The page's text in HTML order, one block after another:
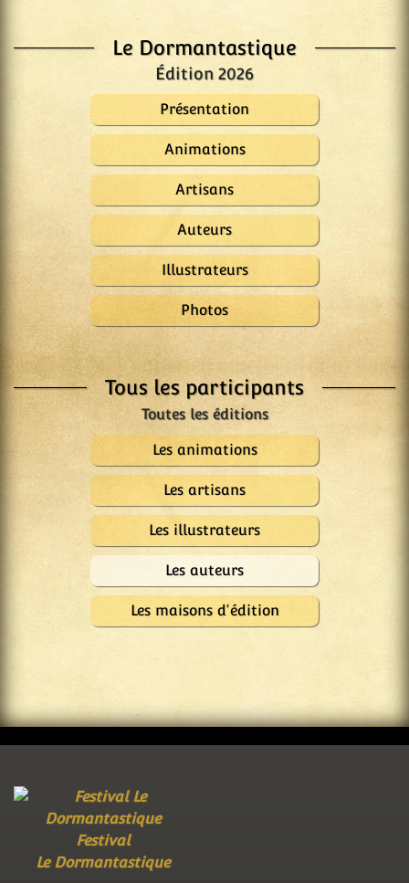
Le Dormantastique
Édition 2026
Présentation
Animations
Artisans
Auteurs
Illustrateurs
Photos
Tous les participants
Les animations
Les artisans
Les illustrateurs
Les auteurs
Les maisons d'édition
Festival
Le Dormantastique